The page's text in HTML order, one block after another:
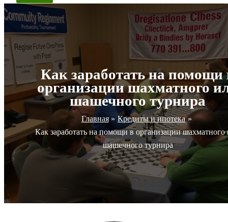
Как заработать на помощи
организации шахматного
шашечного турнира
Главная
Кредиты и ипотека
Как заработать на помощи в организации шахматного
шашечного турнира